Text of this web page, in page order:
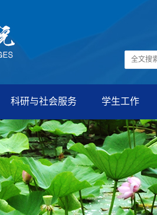
科研与社会服务 学生工作